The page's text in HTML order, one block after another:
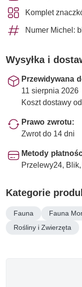
Komplet
Numer Michel:
Wysyłka i
Przewidywana
11 sierpnia 2026
Koszt dostawy
Prawo zwrotu:
Zwrot do 14 dni
Metody
Przelewy24,
Kategorie
Fauna Fauna
Rośliny i Zwierzęta